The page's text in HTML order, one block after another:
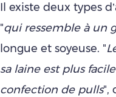
Il existe deux types
"qui ressemble à un
longue et soyeuse. "
sa laine est plus
confection de pulls",